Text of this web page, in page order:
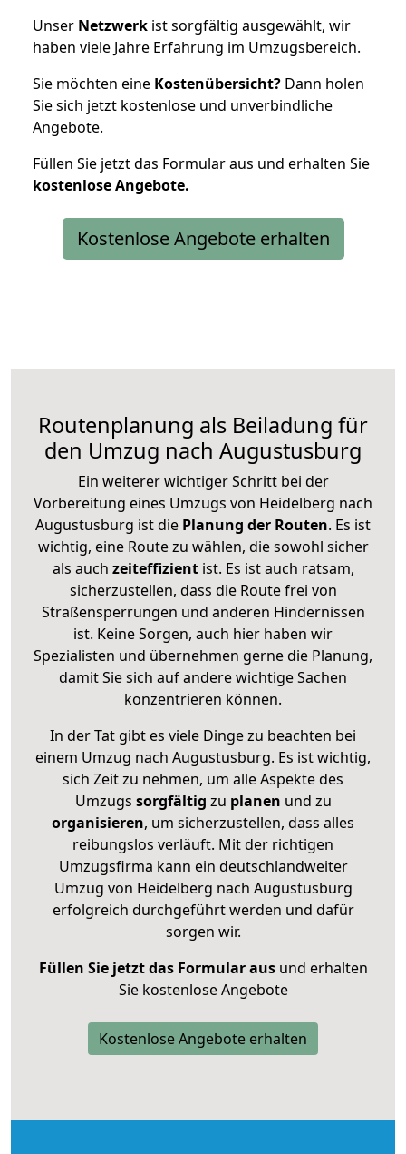
Unser Netzwerk ist sorgfältig ausgewählt, wir
haben viele Jahre Erfahrung im Umzugsbereich.
Sie möchten eine Kostenübersicht? Dann holen
Sie sich jetzt kostenlose und unverbindliche
Angebote.
Füllen Sie jetzt das Formular aus und erhalten Sie
kostenloseAngebote.
Kostenlose Angebote erhalten
Routenplanung als Beiladung für
den Umzug nach Augustusburg
Ein weiterer wichtiger Schritt bei der
Vorbereitung eines Umzugs von Heidelberg nach
Augustusburg ist die Planung der Routen. Es ist
wichtig, eine Route zu wählen, die sowohl sicher
als auch zeiteffizientist. Es ist auch ratsam,
sicherzustellen, dass die Route frei von
Straßensperrungen und anderen Hindernissen
ist. Keine Sorgen, auch hier haben wir
Spezialisten und übernehmen gerne die Planung,
damit Sie sich auf andere wichtige Sachen
konzentrieren können.
In der Tat gibt es viele Dinge zu beachten bei
einem Umzug nach Augustusburg. Es ist wichtig,
sich Zeit zu nehmen, um alle Aspekte des
Umzugs sorgfältig zu planen und zu
organisieren, um sicherzustellen, dass alles
reibungslos verläuft. Mit der richtigen
Umzugsfirma kann ein deutschlandweiter
Umzug von Heidelberg nach Augustusburg
erfolgreich durchgeführt werden und dafür
sorgen wir.
Füllen Sie jetzt das Formular ausund erhalten
Sie kostenlose Angebote
Kostenlose Angebote erhalten